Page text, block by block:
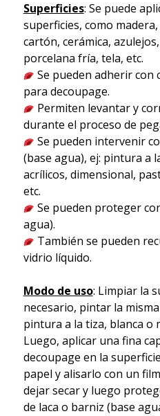
Superficies: Se puede
superficies, como
cartón, cerámica,
porcelana fría, tela, etc.
Se pueden adherir con
para decoupage.
Permiten levantar y
durante el proceso de
Se pueden intervenir
(base agua), ej: pintura a
acrílicos, dimensional,
etc.
Se pueden proteger
agua).
También se pueden
vidrio líquido.
Modo de uso: Limpiar la
necesario, pintar la
pintura a la tiza, blanca o
Luego, aplicar una fina
decoupage en la
papel y alisarlo con un
dejar secar y luego
de laca o barniz (base